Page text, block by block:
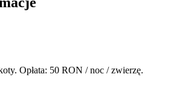
Opłata: 50 RON / noc / zwierzę.